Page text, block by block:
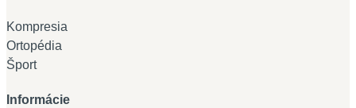
Kompresia
Ortopédia
Šport
Informácie